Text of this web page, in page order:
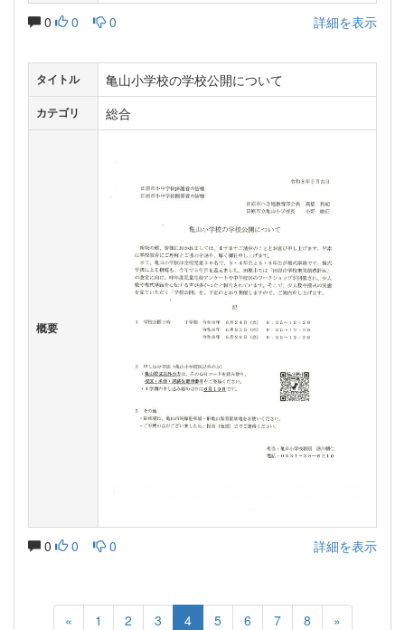
0 0 0 詳細を表示
タイトル 亀山小学校の学校公開について
カテゴリ 総合
概要
0 0 0 詳細を表示
« 1 2 3 4 5 6 7 8 »